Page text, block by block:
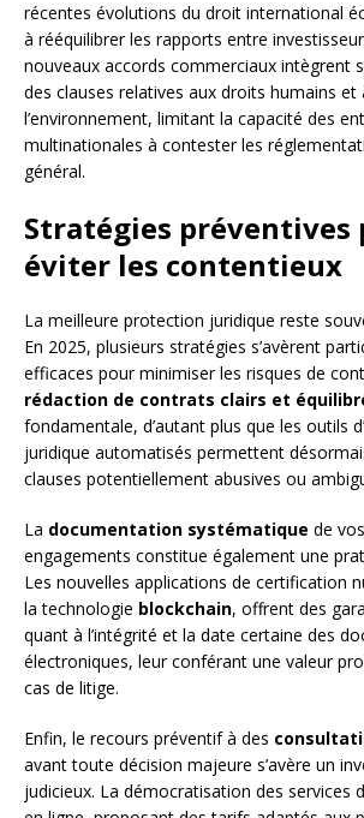
récentes évolutions du droit international
à rééquilibrer les rapports entre
nouveaux accords commerciaux intègrent
des clauses relatives aux droits humains
l’environnement, limitant la capacité des
multinationales à contester les
général.
Stratégies préventives
éviter les contentieux
La meilleure protection juridique reste
En 2025, plusieurs stratégies s’avèrent
efficaces pour minimiser les risques de
rédaction de contrats clairs et
fondamentale, d’autant plus que les outils
juridique automatisés permettent
clauses potentiellement abusives ou
La documentation systématique de
engagements constitue également une
Les nouvelles applications de certification
la technologie blockchain, offrent des
quant à l’intégrité et la date certaine des
électroniques, leur conférant une valeur
cas de litige.
Enfin, le recours préventif à des
avant toute décision majeure s’avère un
judicieux. La démocratisation des services